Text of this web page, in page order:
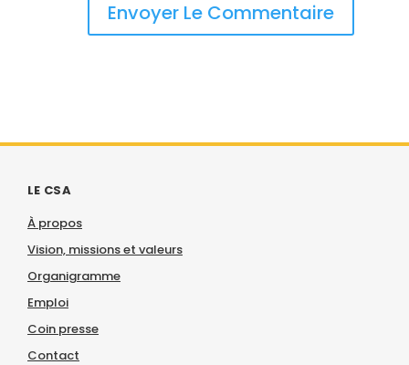
LE CSA
À propos
Vision, missions et valeurs
Organigramme
Emploi
Coin presse
Contact